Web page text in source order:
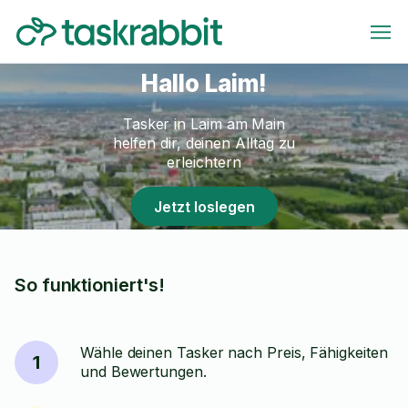
Hallo Laim!
Tasker in Laim am Main
helfen dir, deinen Alltag zu
erleichtern
Jetzt loslegen
So funktioniert's!
1
Wähle deinen Tasker nach Preis, Fähigkeiten
und Bewertungen.